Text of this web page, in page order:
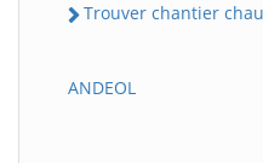
Trouver chantier
ANDEOL